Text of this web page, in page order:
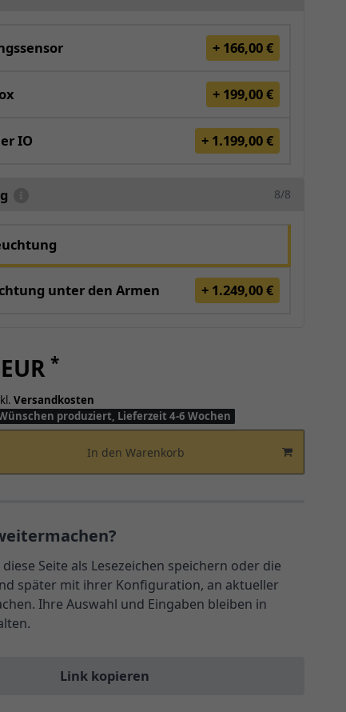
+ 166,00 €
+ 199,00 €
IO + 1.199,00 €
8/8
unter den Armen + 1.249,00 €
*
Versandkosten
produziert, Lieferzeit 4-6 Wochen
In den Warenkorb
Seite als Lesezeichen speichern oder die
später mit ihrer Konfiguration, an aktueller
Ihre Auswahl und Eingaben bleiben in
Link kopieren